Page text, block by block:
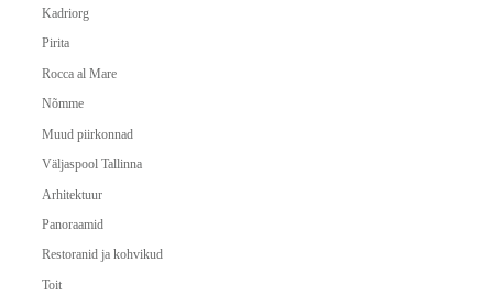
Kadriorg
Pirita
Rocca al Mare
Nõmme
Muud piirkonnad
Väljaspool Tallinna
Arhitektuur
Panoraamid
Restoranid ja kohvikud
Toit